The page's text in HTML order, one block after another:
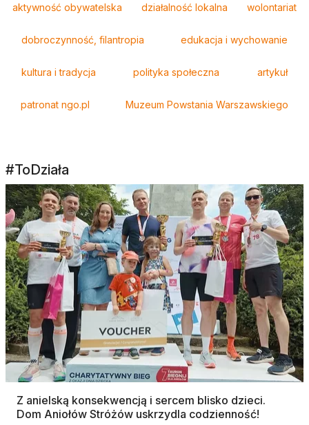
aktywność obywatelska działalność lokalna wolontariat
dobroczynność, filantropia edukacja i wychowanie
kultura i tradycja polityka społeczna artykuł
patronat ngo.pl Muzeum Powstania Warszawskiego
#ToDziała
Z anielską konsekwencją i sercem blisko dzieci.
Dom Aniołów Stróżów uskrzydla codzienność!